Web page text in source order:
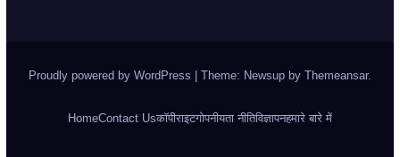
Proudly powered by WordPress Theme: Newsup by Themeansar.
HomeContact Usकॉपीराइटगोपनीयता नीतिविज्ञापनहमारे बारे में